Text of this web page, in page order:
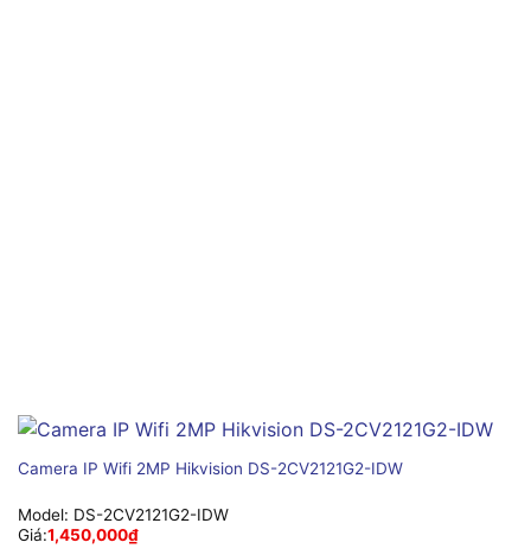
Camera IP Wifi 2MP Hikvision DS-2CV2121G2-IDW
Model: DS-2CV2121G2-IDW
Giá:1,450,000₫